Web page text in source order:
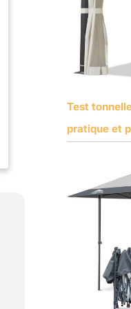
Test
pratique et